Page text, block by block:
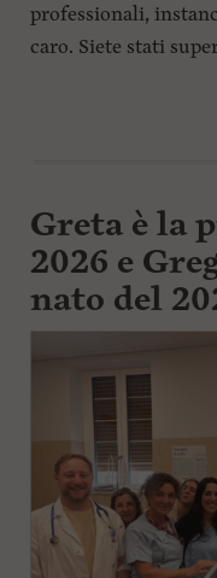
professionali,
caro. Siete stati
Greta è la
2026 e
nato del